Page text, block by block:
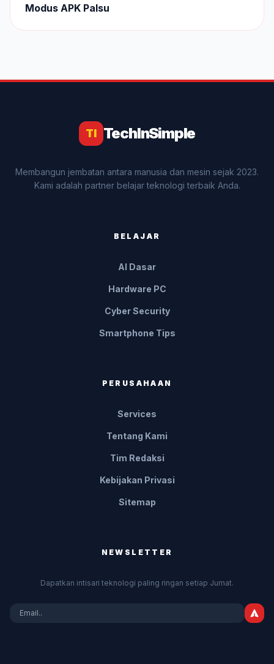
Modus APK Palsu
TI TechInSimple
Membangun jembatan antara manusia dan mesin sejak 2023.
Kami adalah partner belajar teknologi terbaik Anda.
BELAJAR
AI Dasar
Hardware PC
Cyber Security
Smartphone Tips
PERUSAHAAN
Services
Tentang Kami
Tim Redaksi
Kebijakan Privasi
Sitemap
NEWSLETTER
Dapatkan intisari teknologi paling ringan setiap Jumat.